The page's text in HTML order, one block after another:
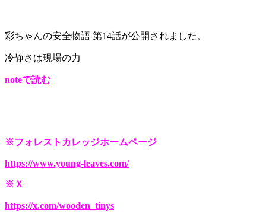
彩ちゃんの安全物語 第14話が公開されました。
冷静さは現場の力
noteで読む
※フォレストカレッジホームページ
https://www.young-leaves.com/
※Ｘ
https://x.com/wooden_tinys